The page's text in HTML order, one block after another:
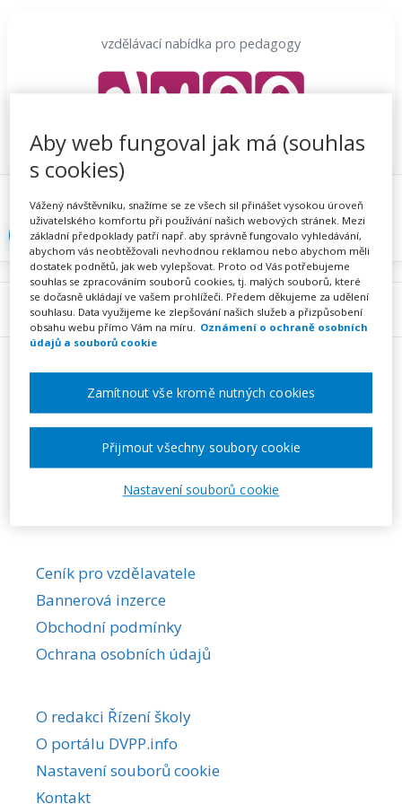
vzdělávací nabídka pro pedagogy
Proč se registrovat Hlídací sojka
Registrace
Přihlásit
Požadovaná akce nebyla nalezena.
Menu
Ceník pro vzdělavatele
Bannerová inzerce
Obchodní podmínky
Ochrana osobních údajů
O redakci Řízení školy
O portálu DVPP.info
Nastavení souborů cookie
Kontakt
Aby web fungoval jak má (souhlas
s cookies)
Vážený návštěvníku, snažíme se ze všech sil přinášet vysokou úroveň
uživatelského komfortu při používání našich webových stránek. Mezi
základní předpoklady patří např. aby správně fungovalo vyhledávání,
abychom vás neobtěžovali nevhodnou reklamou nebo abychom měli
dostatek podnětů, jak web vylepšovat. Proto od Vás potřebujeme
souhlas se zpracováním souborů cookies, tj. malých souborů, které
se dočasně ukládají ve vašem prohlížeči. Předem děkujeme za udělení
souhlasu. Data využijeme ke zlepšování našich služeb a přizpůsobení
obsahu webu přímo Vám na míru. Oznámení o ochraně osobních
údajů a souborů cookie
Nastavení souborů cookie
Zamítnout vše kromě nutných cookies
Přijmout všechny soubory cookie